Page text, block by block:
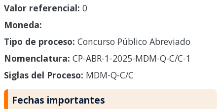
Valor referencial: 0
Moneda:
Tipo de proceso: Concurso Público Abreviado
Nomenclatura: CP-ABR-1-2025-MDM-Q-C/C-1
Siglas del Proceso: MDM-Q-C/C
Fechas importantes